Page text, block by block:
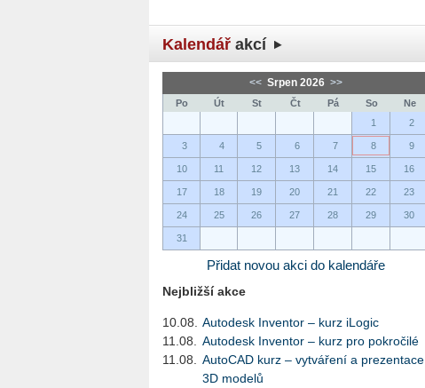
Kalendář akcí
<< Srpen 2026 >>
Po Út St Čt Pá So
Ne
1
2
3 4 5 6 7 8 9
10 11 12 13 14 15 16
17 18 19 20 21 22 23
24 25 26 27 28 29 30
31
Přidat novou akci do kalendáře
Nejbližší akce
10.08.
Autodesk Inventor – kurz iLogic
11.08.
Autodesk Inventor – kurz pro pokročilé
11.08.
AutoCAD kurz – vytváření a prezentace
3D modelů